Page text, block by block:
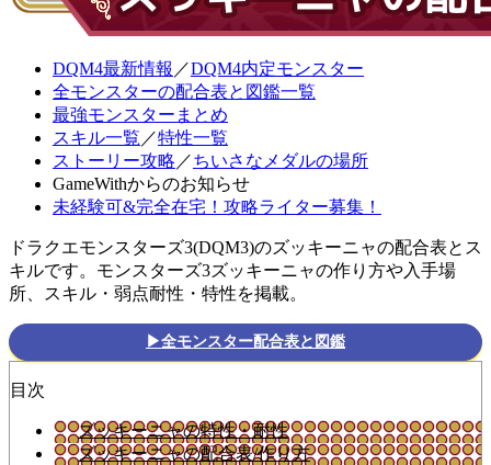
DQM4最新情報 ／DQM4内定モンスター
全モンスターの配合表と図鑑一覧
最強モンスターまとめ
スキル一覧 ／特性一覧
ストーリー攻略 ／ちいさなメダルの場所
GameWithからのお知らせ
未経験可&完全在宅！攻略ライター募集！
ドラクエモンスターズ3(DQM3)のズッキーニャの配合表とス
キルです。モンスターズ3ズッキーニャの作り方や入手場
所、スキル・弱点耐性・特性を掲載。
▶全モンスター配合表と図鑑
目次
ズッキーニャの特性・耐性
ズッキーニャの配合表/作り方